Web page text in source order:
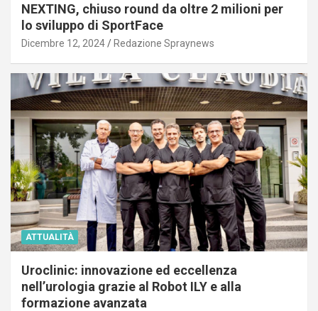
NEXTING, chiuso round da oltre 2 milioni per
lo sviluppo di SportFace
Dicembre 12, 2024 Redazione Spraynews
ATTUALITÀ
Uroclinic: innovazione ed eccellenza
nell’urologia grazie al Robot ILY e alla
formazione avanzata